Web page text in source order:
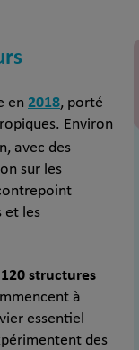
en 2018, porté
Environ
avec des
sur les
et les
120 structures
à
essentiel
des